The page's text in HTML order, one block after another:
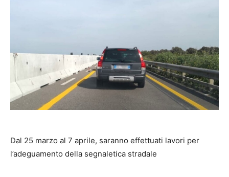
Dal 25 marzo al 7 aprile, saranno effettuati lavori per
l’adeguamento della segnaletica stradale